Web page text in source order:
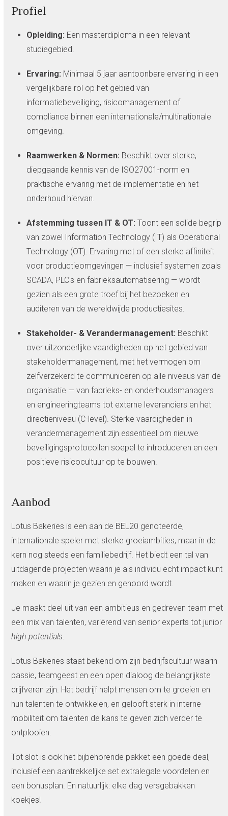
Profiel
Opleiding: Een masterdiploma in een relevant
studiegebied.
Ervaring: Minimaal 5 jaar aantoonbare ervaring in een
vergelijkbare rol op het gebied van
informatiebeveiliging, risicomanagement of
compliance binnen een internationale/multinationale
omgeving.
Raamwerken & Normen: Beschikt over sterke,
diepgaande kennis van de ISO27001-norm en
praktische ervaring met de implementatie en het
onderhoud hiervan.
Afstemming tussen IT & OT: Toont een solide begrip
van zowel Information Technology (IT) als Operational
Technology (OT). Ervaring met of een sterke affiniteit
voor productieomgevingen — inclusief systemen zoals
SCADA, PLC's en fabrieksautomatisering — wordt
gezien als een grote troef bij het bezoeken en
auditeren van de wereldwijde productiesites.
Stakeholder- & Verandermanagement: Beschikt
over uitzonderlijke vaardigheden op het gebied van
stakeholdermanagement, met het vermogen om
zelfverzekerd te communiceren op alle niveaus van de
organisatie — van fabrieks- en onderhoudsmanagers
en engineeringteams tot externe leveranciers en het
directieniveau (C-level). Sterke vaardigheden in
verandermanagement zijn essentieel om nieuwe
beveiligingsprotocollen soepel te introduceren en een
positieve risicocultuur op te bouwen.
Aanbod
Lotus Bakeries is een aan de BEL20 genoteerde,
internationale speler met sterke groeiambities, maar in de
kern nog steeds een familiebedrijf. Het biedt een tal van
uitdagende projecten waarin je als individu echt impact kunt
maken en waarin je gezien en gehoord wordt.
Je maakt deel uit van een ambitieus en gedreven team met
een mix van talenten, variërend van senior experts tot junior
high potentials.
Lotus Bakeries staat bekend om zijn bedrijfscultuur waarin
passie, teamgeest en een open dialoog de belangrijkste
drijfveren zijn. Het bedrijf helpt mensen om te groeien en
hun talenten te ontwikkelen, en gelooft sterk in interne
mobiliteit om talenten de kans te geven zich verder te
ontplooien.
Tot slot is ook het bijbehorende pakket een goede deal,
inclusief een aantrekkelijke set extralegale voordelen en
een bonusplan. En natuurlijk: elke dag versgebakken
koekjes!